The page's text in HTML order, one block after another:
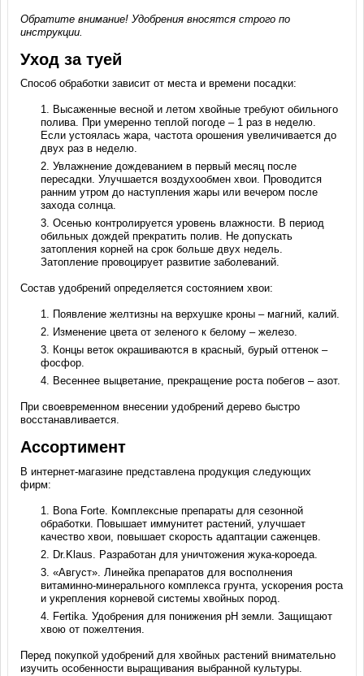
Обратите внимание! Удобрения вносятся строго по
инструкции.
Уход за туей
Способ обработки зависит от места и времени посадки:
Высаженные весной и летом хвойные требуют обильного
полива. При умеренно теплой погоде – 1 раз в неделю.
Если устоялась жара, частота орошения увеличивается до
двух раз в неделю.
Увлажнение дождеванием в первый месяц после
пересадки. Улучшается воздухообмен хвои. Проводится
ранним утром до наступления жары или вечером после
захода солнца.
Осенью контролируется уровень влажности. В период
обильных дождей прекратить полив. Не допускать
затопления корней на срок больше двух недель.
Затопление провоцирует развитие заболеваний.
Состав удобрений определяется состоянием хвои:
Появление желтизны на верхушке кроны – магний, калий.
Изменение цвета от зеленого к белому – железо.
Концы веток окрашиваются в красный, бурый оттенок –
фосфор.
Весеннее выцветание, прекращение роста побегов – азот.
При своевременном внесении удобрений дерево быстро
восстанавливается.
Ассортимент
В интернет-магазине представлена продукция следующих
фирм:
Bona Forte. Комплексные препараты для сезонной
обработки. Повышает иммунитет растений, улучшает
качество хвои, повышает скорость адаптации саженцев.
Dr.Klaus. Разработан для уничтожения жука-короеда.
«Август». Линейка препаратов для восполнения
витаминно-минерального комплекса грунта, ускорения роста
и укрепления корневой системы хвойных пород.
Fertika. Удобрения для понижения pH земли. Защищают
хвою от пожелтения.
Перед покупкой удобрений для хвойных растений внимательно
изучить особенности выращивания выбранной культуры.